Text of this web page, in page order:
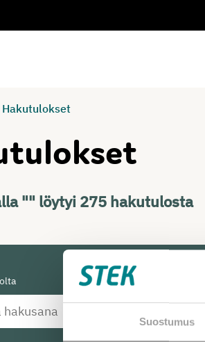
Suostumus
Hakutulokset
"" löytyi 275 hakutulosta